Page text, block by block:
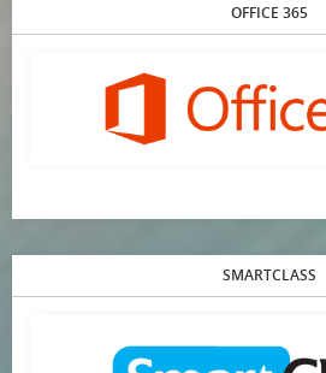
OFFICE 365
SMARTCLASS